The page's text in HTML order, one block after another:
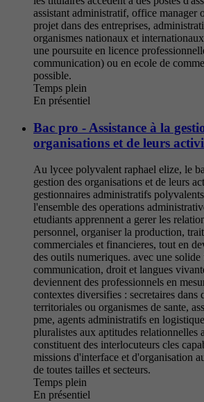
assistant administratif, office manager
projet dans des entreprises,
organismes nationaux et
une poursuite en licence
communication) ou en ecole de
possible.
Temps plein
En présentiel
Bac pro - Assistance à la
organisations et de leurs
Au lycee polyvalent raphael elize, le
gestion des organisations et de leurs
gestionnaires administratifs
l'ensemble des operations
etudiants apprennent a gerer les
personnel, organiser la production,
commerciales et financieres, tout en
des outils numeriques. avec une
communication, droit et langues
deviennent des professionnels en
contextes diversifies : secretaires dans
territoriales ou organismes de sante,
pme, agents administratifs en
pluralistes aux aptitudes relationnelles
constituent des interlocuteurs cles
missions d'interface et d'organisation
de toutes tailles et secteurs.
Temps plein
En présentiel